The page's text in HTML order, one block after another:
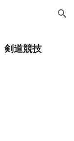
Skip to navigation
剣道競技